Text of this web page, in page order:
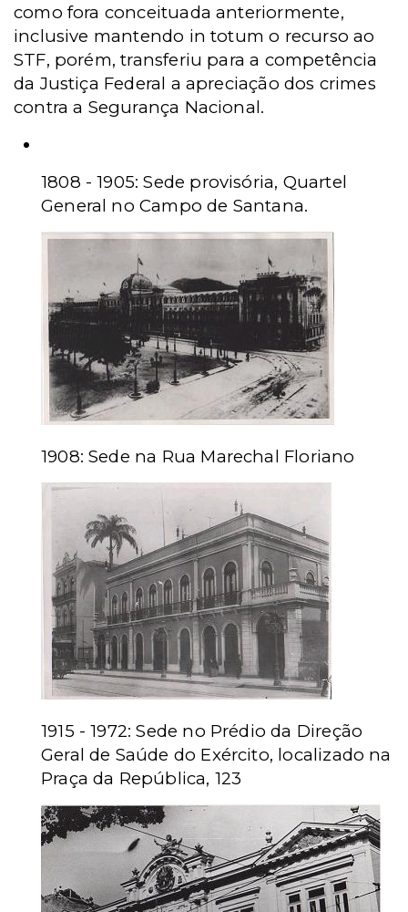
como fora conceituada anteriormente,
inclusive mantendo in totum o recurso ao
STF, porém, transferiu para a competência
da Justiça Federal a apreciação dos crimes
contra a Segurança Nacional.
1808 - 1905: Sede provisória, Quartel
General no Campo de Santana.
1908: Sede na Rua Marechal Floriano
1915 - 1972: Sede no Prédio da Direção
Geral de Saúde do Exército, localizado na
Praça da República, 123